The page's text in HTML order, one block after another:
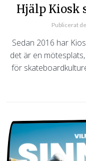
Hjälp Kiosk
Publicerat
Sedan 2016 har
det är en
för